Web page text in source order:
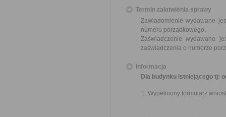
Termin załatwienia sprawy
Zawiadomienie wydawane
numeru porządkowego.
Zaświadczenie wydawane
zaświadczenia o numerze
Informacja
Dla budynku istniejącego tj:
Wypełniony formularz